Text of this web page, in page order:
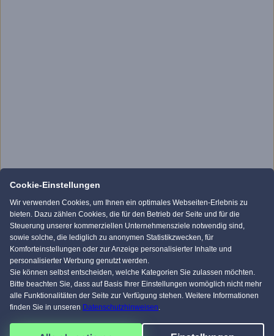
Cookie-Einstellungen
Wir verwenden Cookies, um Ihnen ein optimales Webseiten-Erlebnis zu
bieten. Dazu zählen Cookies, die für den Betrieb der Seite und für die
Steuerung unserer kommerziellen Unternehmensziele notwendig sind,
sowie solche, die lediglich zu anonymen Statistikzwecken, für
Komforteinstellungen oder zur Anzeige personalisierter Inhalte und
personalisierter Werbung genutzt werden.
Sie können selbst entscheiden, welche Kategorien Sie zulassen möchten.
Bitte beachten Sie, dass auf Basis Ihrer Einstellungen womöglich nicht mehr
alle Funktionalitäten der Seite zur Verfügung stehen. Weitere Informationen
finden Sie in unseren Datenschutzhinweisen.